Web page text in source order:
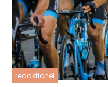
redaktionel